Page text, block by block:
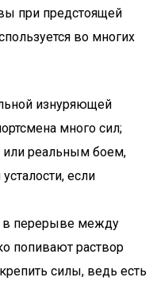
при предстоящей
во многих
изнуряющей
много сил;
или реальным боем,
если
в перерыве между
попивают раствор
силы, ведь есть